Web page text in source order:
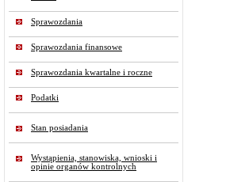
Sprawozdania
Sprawozdania finansowe
Sprawozdania kwartalne i roczne
Podatki
Stan posiadania
Wystąpienia, stanowiska, wnioski i
opinie organów kontrolnych